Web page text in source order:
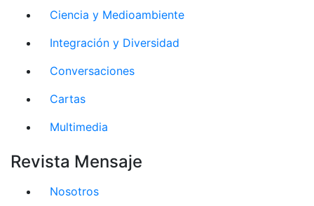
Ciencia y Medioambiente
Integración y Diversidad
Conversaciones
Cartas
Multimedia
Revista Mensaje
Nosotros